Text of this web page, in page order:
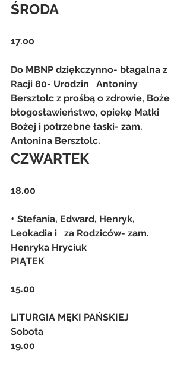
ŚRODA
17.00
Do MBNP dziękczynno- błagalna z
Racji 80- Urodzin   Antoniny
Bersztolc z prośbą o zdrowie, Boże
błogosławieństwo, opiekę Matki
Bożej i potrzebne łaski- zam.
Antonina Bersztolc.
CZWARTEK
18.00
+ Stefania, Edward, Henryk,
Leokadia i   za Rodziców- zam.
Henryka Hryciuk
PIĄTEK
15.00
LITURGIA MĘKI PAŃSKIEJ
Sobota
19.00